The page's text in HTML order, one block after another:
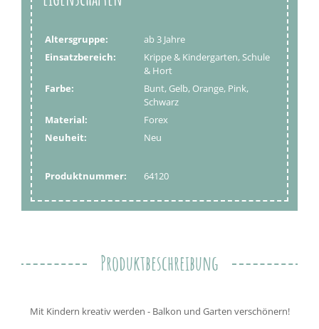
Altersgruppe:
ab 3 Jahre
Einsatzbereich:
Krippe & Kindergarten, Schule
& Hort
Farbe:
Bunt, Gelb, Orange, Pink,
Schwarz
Material:
Forex
Neuheit:
Neu
Produktnummer: 64120
Produktbeschreibung
Mit Kindern kreativ werden - Balkon und Garten verschönern!